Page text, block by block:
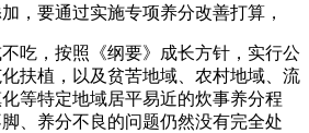
，要通过实施专项养分改善打算，
，按照《纲要》成长方针，实行公
扶植，以及贫苦地域、农村地域、流
等特定地域居平易近的炊事养分程
、养分不良的问题仍然没有完全处